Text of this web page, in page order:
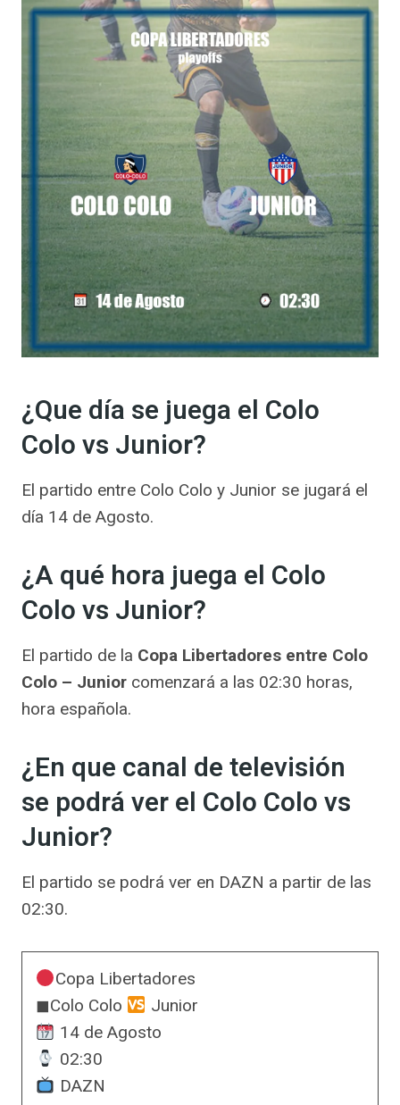
¿Que día se juega el Colo
Colo vs Junior?
El partido entre Colo Colo y Junior se jugará el
día 14 de Agosto.
¿A qué hora juega el Colo
Colo vs Junior?
El partido de la Copa Libertadores entre Colo
Colo – Junior comenzará a las 02:30 horas,
hora española.
¿En que canal de televisión
se podrá ver el Colo Colo vs
Junior?
El partido se podrá ver en DAZN a partir de las
02:30.
Copa Libertadores
◼Colo Colo
Junior
14 de Agosto
02:30
DAZN